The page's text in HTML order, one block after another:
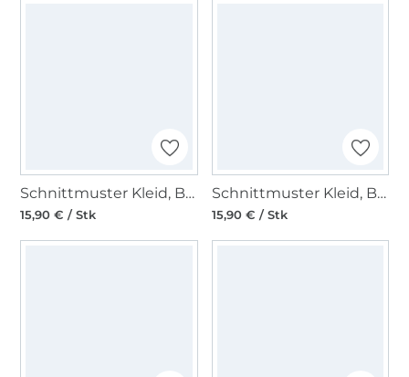
Schnittmuster Kleid, Burda 6680
15,90 € / Stk
Schnittmuster Kleid, Burda 6628
15,90 € / Stk